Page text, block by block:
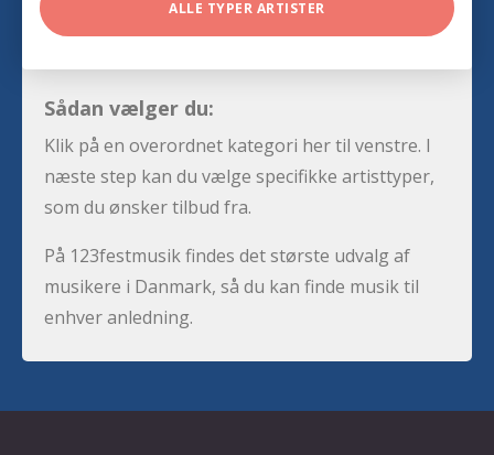
ALLE TYPER ARTISTER
Sådan vælger du:
Klik på en overordnet kategori her til venstre. I
næste step kan du vælge specifikke artisttyper,
som du ønsker tilbud fra.
På 123festmusik findes det største udvalg af
musikere i Danmark, så du kan finde musik til
enhver anledning.